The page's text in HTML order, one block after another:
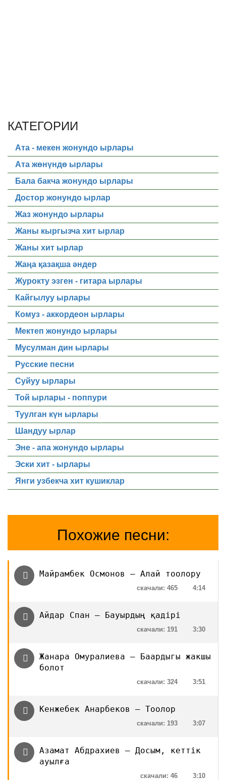
КАТЕГОРИИ
Ата - мекен жонундо ырлары
Ата жөнүндө ырлары
Бала бакча жонундо ырлары
Достор жонундо ырлар
Жаз жонундо ырлары
Жаны кыргызча хит ырлар
Жаны хит ырлар
Жаңа қазақша әндер
Журокту эзген - гитара ырлары
Кайгылуу ырлары
Комуз - аккордеон ырлары
Мектеп жонундо ырлары
Мусулман дин ырлары
Русские песни
Суйуу ырлары
Той ырлары - поппури
Туулган күн ырлары
Шандуу ырлар
Эне - апа жонундо ырлары
Эски хит - ырлары
Янги узбекча хит кушиклар
Похожие песни:
Майрамбек Осмонов — Алай тоолору
4:14
скачали: 465
Айдар Спан — Бауырдың қадірі
3:30
скачали: 191
Жанара Омуралиева — Баардыгы жакшы
болот
3:51
скачали: 324
Кенжебек Анарбеков — Тоолор
3:07
скачали: 193
Азамат Абдрахиев — Досым, кеттік
ауылға
3:10
скачали: 46